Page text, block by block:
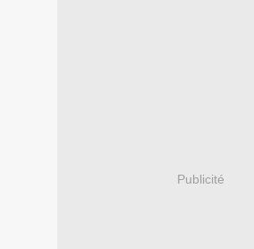
Publicité